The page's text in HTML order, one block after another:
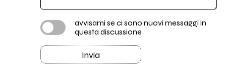
avvisami se ci sono nuovi messaggi in
questa discussione
Invia